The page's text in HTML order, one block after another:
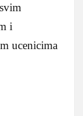
i
ucenicima